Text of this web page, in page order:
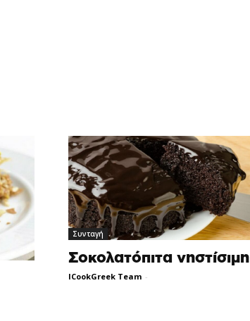
Συνταγή
Σοκολατόπιτα νηστίσιμη
ICookGreek Team -